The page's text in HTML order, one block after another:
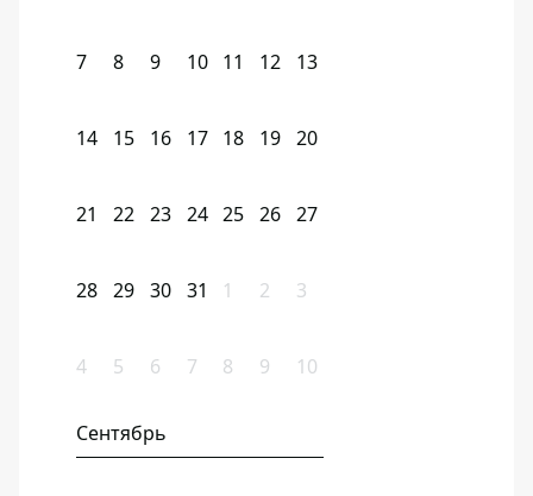
7 8 9 10 11 12 13
14 15 16 17 18 19 20
21 22 23 24 25 26 27
28 29 30 31 1 2 3
4 5 6 7 8 9 10
Сентябрь